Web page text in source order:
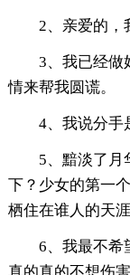
2、亲爱的，
3、我已经做
情来帮我圆谎。
4、我说分手
5、黯淡了月
下？少女的第一
栖住在谁人的天
6、我最不希